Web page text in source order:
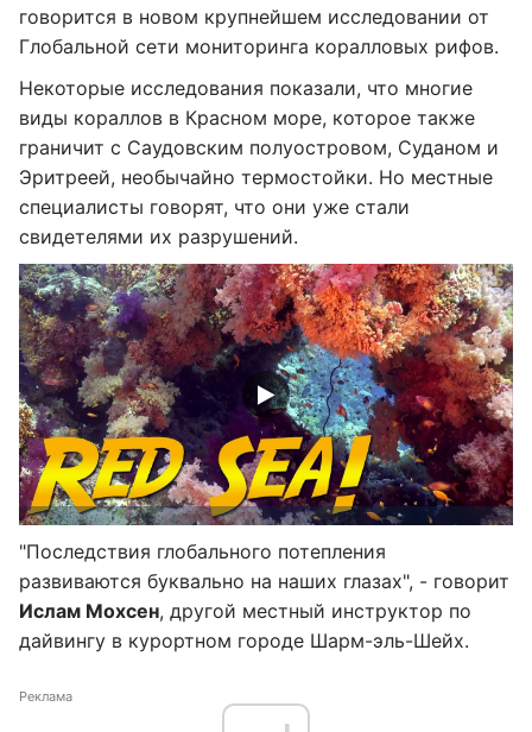
говорится в новом крупнейшем исследовании от
Глобальной сети мониторинга коралловых рифов.
Некоторые исследования показали, что многие
виды кораллов в Красном море, которое также
граничит с Саудовским полуостровом, Суданом и
Эритреей, необычайно термостойки. Но местные
специалисты говорят, что они уже стали
свидетелями их разрушений.
"Последствия глобального потепления
развиваются буквально на наших глазах", - говорит
Ислам Мохсен, другой местный инструктор по
дайвингу в курортном городе Шарм-эль-Шейх.
Реклама